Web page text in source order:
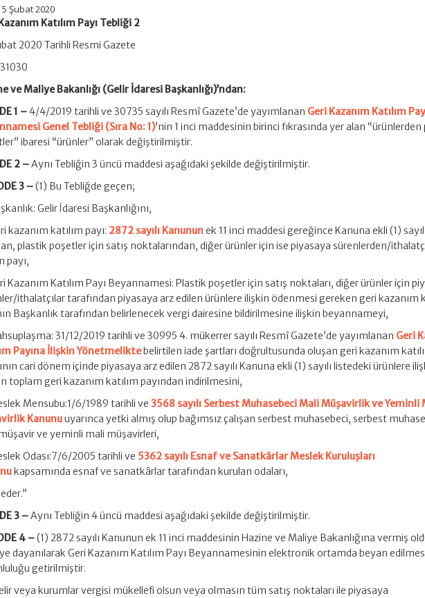
Şubat 2020
Katılım Payı Tebliği 2
2020 Tarihli Resmi Gazete
ve Maliye Bakanlığı (Gelir İdaresi Başkanlığı)’ndan:
1 – 4/4/2019 tarihli ve 30735 sayılı Resmî Gazete’de yayımlanan Geri Kazanım Katılım
Genel Tebliği (Sıra No: 1)’nin 1 inci maddesinin birinci fıkrasında yer alan “ürünlerden
ibaresi “ürünler” olarak değiştirilmiştir.
2 –Aynı Tebliğin 3 üncü maddesi aşağıdaki şekilde değiştirilmiştir.
3 –(1) Bu Tebliğde geçen;
Gelir İdaresi Başkanlığını,
kazanım katılım payı: 2872 sayılı Kanununek 11 inci maddesi gereğince Kanuna ekli (1)
plastik poşetler için satış noktalarından, diğer ürünler için ise piyasaya sürenlerden/
payı,
Kazanım Katılım Payı Beyannamesi: Plastik poşetler için satış noktaları, diğer ürünler için
ithalatçılar tarafından piyasaya arz edilen ürünlere ilişkin ödenmesi gereken geri kazanım
Başkanlık tarafından belirlenecek vergi dairesine bildirilmesine ilişkin beyannameyi,
31/12/2019 tarihli ve 30995 4. mükerrer sayılı Resmî Gazete’de yayımlanan Geri
Payına İlişkin Yönetmeliktebelirtilen iade şartları doğrultusunda oluşan geri kazanım
cari dönem içinde piyasaya arz edilen 2872 sayılı Kanuna ekli (1) sayılı listedeki ürünlere
toplam geri kazanım katılım payından indirilmesini,
Mensubu:1/6/1989 tarihli ve3568 sayılı Serbest Muhasebeci Mali Müşavirlik ve Yeminli
Kanunuuyarınca yetki almış olup bağımsız çalışan serbest muhasebeci, serbest
ve yeminli mali müşavirleri,
Odası:7/6/2005 tarihli ve 5362 sayılı Esnaf ve Sanatkârlar Meslek Kuruluşları
kapsamında esnaf ve sanatkârlar tarafından kurulan odaları,
3 –Aynı Tebliğin 4 üncü maddesi aşağıdaki şekilde değiştirilmiştir.
4 –(1) 2872 sayılı Kanunun ek 11 inci maddesinin Hazine ve Maliye Bakanlığına vermiş
dayanılarak Geri Kazanım Katılım Payı Beyannamesinin elektronik ortamda beyan
getirilmiştir.
veya kurumlar vergisi mükellefi olsun veya olmasın tüm satış noktaları ile piyasaya